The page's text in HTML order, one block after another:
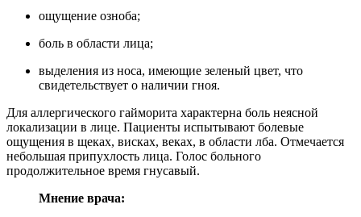
ощущение озноба;
боль в области лица;
выделения из носа, имеющие зеленый цвет, что
свидетельствует о наличии гноя.
Для аллергического гайморита характерна боль неясной
локализации в лице. Пациенты испытывают болевые
ощущения в щеках, висках, веках, в области лба. Отмечается
небольшая припухлость лица. Голос больного
продолжительное время гнусавый.
Мнение врача: